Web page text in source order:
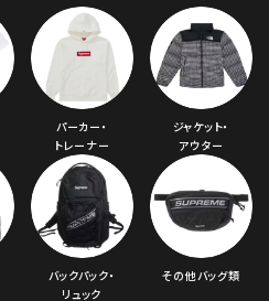
パーカー・
トレーナー
ジャケット・
アウター
バックパック・
リュック
その他バッグ類